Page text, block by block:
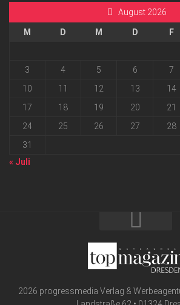
August 2026
M D M D F
3
4 5 6 7
10
11 12 13 14
17
18 19 20 21
24
25 26 27 28
31
« Juli
2026 progressmedia Verlag &